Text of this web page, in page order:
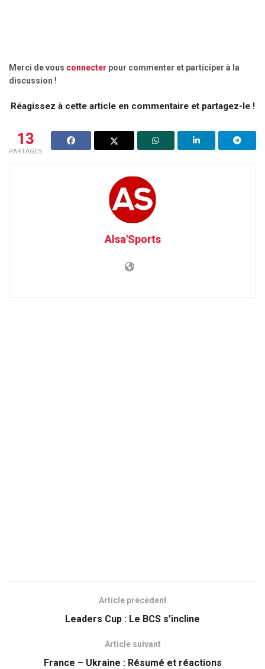
Merci de vous connecter pour commenter et participer à la
discussion !
Réagissez à cette article en commentaire et partagez-le !
13
PARTAGES
Alsa'Sports
Article précédent
Leaders Cup : Le BCS s’incline
Article suivant
France – Ukraine : Résumé et réactions